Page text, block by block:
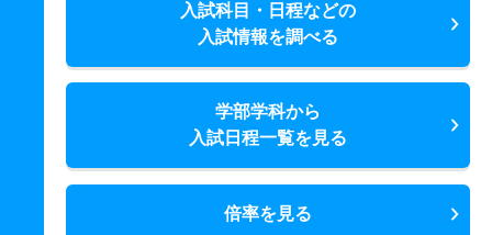
入試科目・日程などの
入試情報を調べる
学部学科から
入試日程一覧を見る
倍率を見る